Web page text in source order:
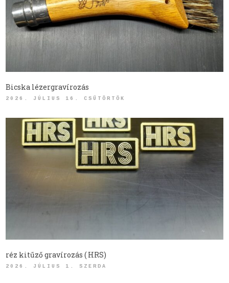
Bicska lézergravírozás
2026. JÚLIUS 16. CSÜTÖRTÖK
réz kitűző gravírozás ( HRS)
2026. JÚLIUS 1. SZERDA